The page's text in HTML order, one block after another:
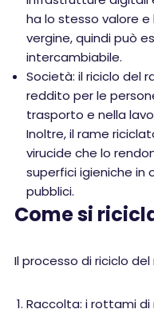
ha lo stesso valore
vergine, quindi può
intercambiabile.
Società: il riciclo del
reddito per le
trasporto e nella
Inoltre, il rame
virucide che lo
superfici igieniche in
pubblici.
Come si
Il processo di riciclo
Raccolta: i rottami